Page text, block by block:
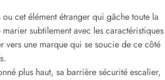
cet élément étranger qui gâche toute la
subtilement avec les caractéristiques
une marque qui se soucie de ce côté
plus haut, sa barrière sécurité escalier,